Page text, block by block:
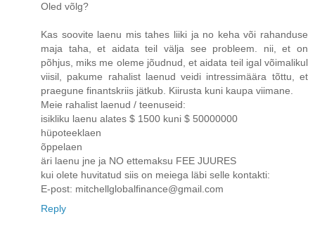
Oled võlg?
Kas soovite laenu mis tahes liiki ja no keha või rahanduse
maja taha, et aidata teil välja see probleem. nii, et on
põhjus, miks me oleme jõudnud, et aidata teil igal võimalikul
viisil, pakume rahalist laenud veidi intressimäära tõttu, et
praegune finantskriis jätkub. Kiirusta kuni kaupa viimane.
Meie rahalist laenud / teenuseid:
isikliku laenu alates $ 1500 kuni $ 50000000
hüpoteeklaen
õppelaen
äri laenu jne ja NO ettemaksu FEE JUURES
kui olete huvitatud siis on meiega läbi selle kontakti:
E-post: mitchellglobalfinance@gmail.com
Reply